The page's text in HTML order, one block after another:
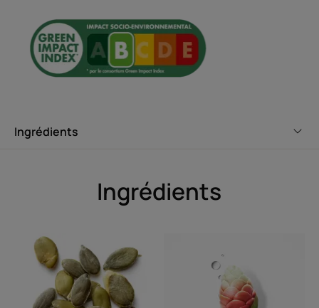
Avantages
Enrichi en actifs 100% d'origine naturelle, le shampooing
équilibrant NEOPUR MICROBIOME EXPERT respecte le
• EFFET ANTI-PELLICULES LIBRES RAPIDE ET DURABLE :
élimine les pellicules libres visibles dès la 1ère application.
• SOULAGE LES DÉMANGEAISONS CAUSÉES PAR LA
PEAU SÈCHE : soulage l'inconfort immédiatement et
durablement grâce à l'extrait de Céleri.
• ÉLIMINE L'EXCÈS DE SEBUM : élimine l'excès de sébum
grâce à l'extrait naturel de Curbicia.
Ingrédients
Ingrédients